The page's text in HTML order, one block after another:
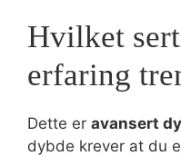
Hvilket
erfaring
Dette er avansert
dybde krever at du